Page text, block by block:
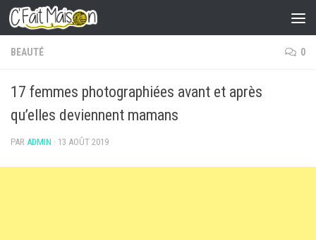
Skip to content
BEAUTÉ 0
17 femmes photographiées avant et après
qu’elles deviennent mamans
PAR ADMIN · 13 AOÛT 2019